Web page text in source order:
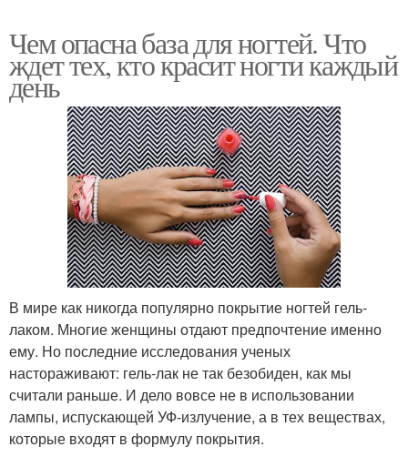
Чем опасна база для ногтей. Что
ждет тех, кто красит ногти каждый
день
В мире как никогда популярно покрытие ногтей гель-
лаком. Многие женщины отдают предпочтение именно
ему. Но последние исследования ученых
настораживают: гель-лак не так безобиден, как мы
считали раньше. И дело вовсе не в использовании
лампы, испускающей УФ-излучение, а в тех веществах,
которые входят в формулу покрытия.